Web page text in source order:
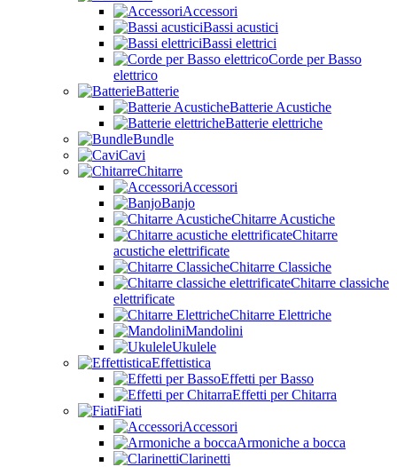
Accessori
Bassi acustici
Bassi elettrici
Corde per Basso
elettrico
Batterie
Batterie Acustiche
Batterie elettriche
Bundle
Cavi
Chitarre
Accessori
Banjo
Chitarre Acustiche
Chitarre
acustiche elettrificate
Chitarre Classiche
Chitarre classiche
elettrificate
Chitarre Elettriche
Mandolini
Ukulele
Effettistica
Effetti per Basso
Effetti per Chitarra
Fiati
Accessori
Armoniche a bocca
Clarinetti